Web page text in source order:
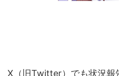
X（旧Twitter）でも状況報